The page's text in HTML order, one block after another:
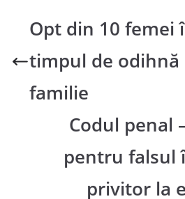
Opt din 10 femei
timpul de
familie
Codul penal
pentru falsul
privitor la